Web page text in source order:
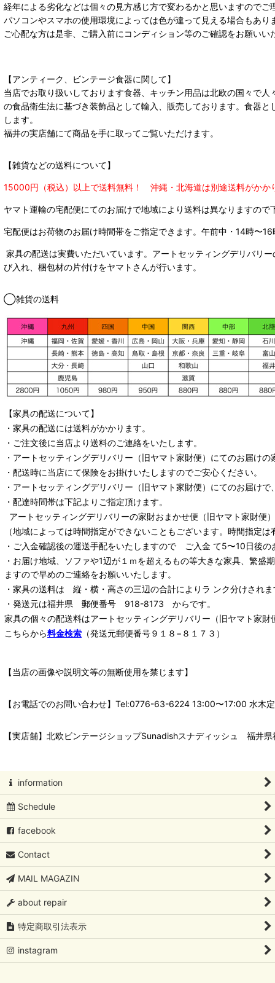
経年による劣化などは個々の見方感じ方で変わるかと思いますのでご
パソコンやスマホの使用環境によっては色が違って見える場合もあ
ご心配な方は是非、ご購入前にコンディション等のご確認をお願い
【アンティーク、ビンテージ食器に関して】
当店でお取り扱いしております食器、キッチン用品は北欧の国々で
の食品衛生法に基づき装飾品として輸入、販売しております。食器
します。
福井の実店舗にて商品を手に取ってご覧いただけます。
【雑貨などの送料について】
15000円（税込）以上で送料無料！ 沖縄・北海道は別途送料がかか
ヤマト運輸の宅配便にてのお届けで地域により送料は異なりますので
宅配便はお荷物のお届け時間帯をご指定できます。 午前中・14時〜
家具の配送は実費いただいています。アートセッティングデリバリ
び入れ、梱包材の片付けをヤマトさんが行います。
◯雑貨の送料
【家具の配送について】
・家具の配送には送料がかかります。
・ご注文後に当店より送料のご連絡をいたします。
・ アートセッティングデリバリー （旧ヤマト家財便） にてのお届けの
・配送時に当店にて保険をお掛けいたしますのでご安心ください。
・ アートセッティングデリバリー （旧ヤマト家財便） にてのお届けで
・配達時間帯は下記よりご指定頂けます。
アートセッティングデリバリーの家財おまかせ便 （旧ヤマト家財便
（地域によっては時間指定ができないこともございます。時間指定
・ご入金確認後の運送手配をいたしますので ご入金 て5〜10日後の
・お届け地域、ソファや1辺が１ｍを超えるもの等大きな家具、繁
ますので早めのご連絡をお願いいたします。
・家具の送料は 縦・横・高さの三辺の合計によりラ ンク分けされま
・発送元は福井県 郵便番号 918-8173 からです。
家具の個々の配送料はアートセッティングデリバリー （旧ヤマト家財
こちらから料金検索 （発送元郵便番号９１８−８１７３）
【当店の画像や説明文等の無断使用を禁じます】
【お電話でのお問い合わせ】Tel:0776-63-6224 13:00〜17:00 水木
【実店舗】北欧ビンテージショップSunadishスナディッシュ 福井
information
Schedule
facebook
Contact
MAIL MAGAZIN
about repair
特定商取引法表示
instagram